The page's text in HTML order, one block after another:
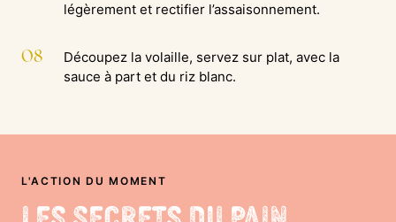
légèrement et rectifier l’assaisonnement.
08
Découpez la volaille, servez sur plat, avec la
sauce à part et du riz blanc.
L'ACTION DU MOMENT